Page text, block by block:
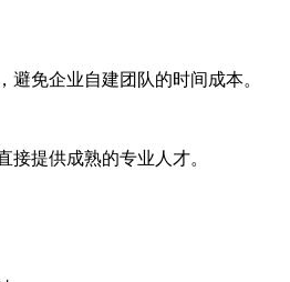
免企业自建团队的时间成本。
接提供成熟的专业人才。